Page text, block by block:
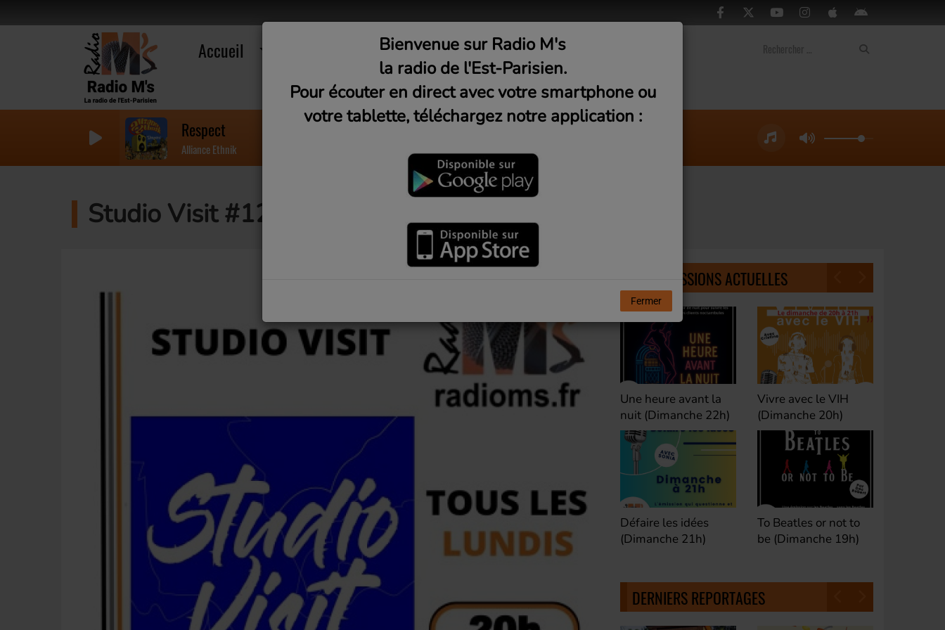
Accueil Musique Médias
Respect
Alliance Ethnik
Studio Visit #12 - En lumière avec Marion Flament
NOS ÉMISSIONS ACTUELLES
Une heure avant la
(Dimanche 21h)
Vivre avec le VIH
(Dimanche 20h)
To Beatles or not to
be (Dimanche 19h)
Club M's le Mix by
David (Lundi, jeudi et
samedi 23h)
Fan de Funk (Samedi
21h)
DERNIERS REPORTAGES
Bienvenue sur Radio M's
la radio de l'Est-Parisien.
Pour écouter en direct avec votre smartphone ou
votre tablette, téléchargez notre application :
Fermer